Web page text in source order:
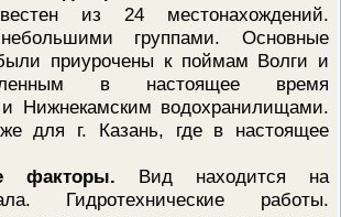
из 24 местонахождений.
небольшими группами. Основные
приурочены к поймам Волги и
в настоящее время
Нижнекамским водохранилищами.
для г. Казань, где в настоящее
факторы. Вид находится на
Гидротехнические работы.